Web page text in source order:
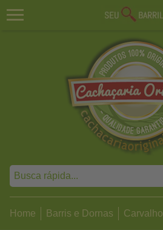
Home Barris e Dornas Carvalho